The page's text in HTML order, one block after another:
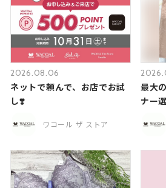
2026.08.06
ネットで頼んで、お店でお試
し❣️
ワコール ザ ストア
最大
ナー